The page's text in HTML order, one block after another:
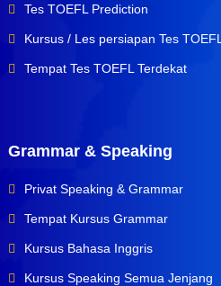
Tes TOEFL Prediction
Kursus / Les persiapan Tes TOEFL
Tempat Tes TOEFL Terdekat
Grammar & Speaking
Privat Speaking & Grammar
Tempat Kursus Grammar
Kursus Bahasa Inggris
Kursus Speaking Semua Jenjang